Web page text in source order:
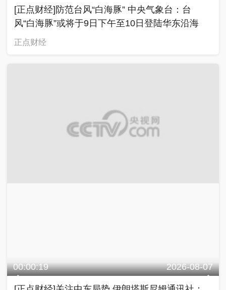
[正点财经]防范台风“白海豚” 中央气象台：台
风“白海豚”或将于9日下午至10日登陆华东沿海
正点财经
00:00:19 2026-08-07